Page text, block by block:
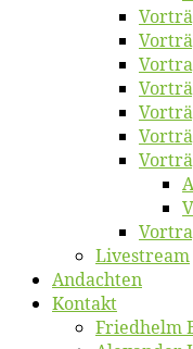
Live­stream
An­dach­ten
Kon­takt
Fried­helm